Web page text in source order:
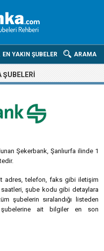
ARAMA
EN YAKIN ŞUBELER
ŞUBELERI
Şekerbank, Şanlıurfa ilinde 1
adres, telefon, faks gibi iletişim
saatleri, şube kodu gibi detaylara
şubelerin sıralandığı listeden
şubelerine ait bilgiler en son